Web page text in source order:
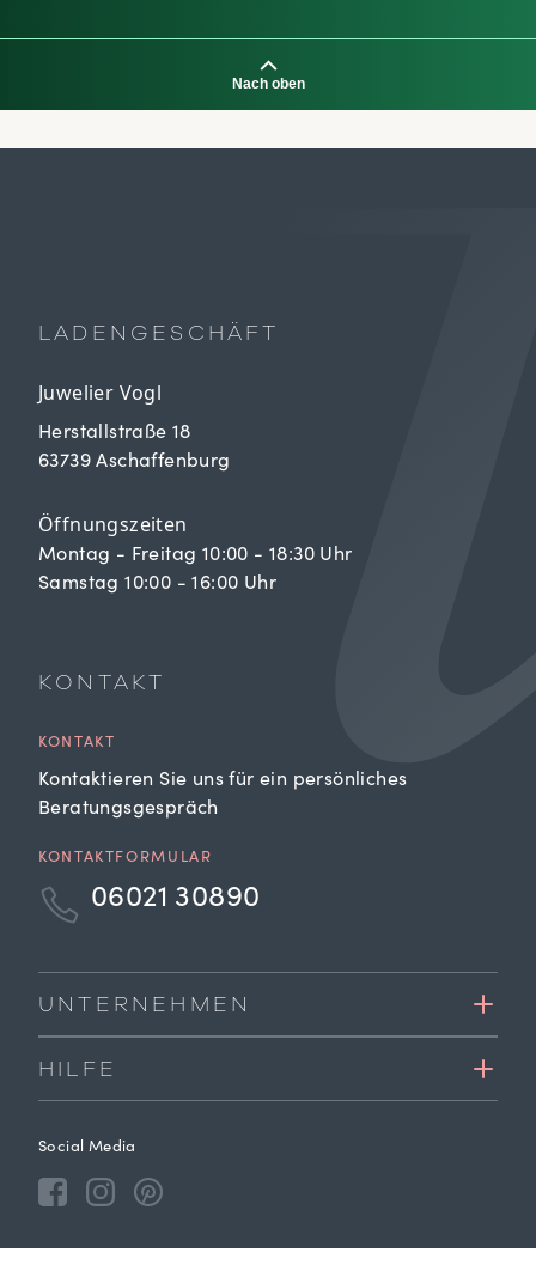
Nach oben
LADENGESCHÄFT
Juwelier Vogl
Herstallstraße 18
63739 Aschaffenburg
Öffnungszeiten
Montag - Freitag 10:00 - 18:30 Uhr
Samstag 10:00 - 16:00 Uhr
KONTAKT
KONTAKT
Kontaktieren Sie uns für ein persönliches
Beratungsgespräch
KONTAKTFORMULAR
06021 30890
UNTERNEHMEN
HILFE
Social Media